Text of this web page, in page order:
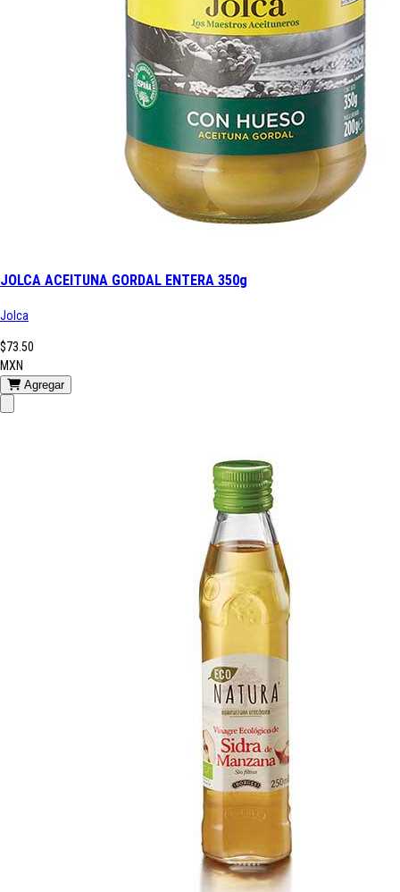
JOLCA ACEITUNA GORDAL ENTERA 350g
Jolca
$73.50
MXN
Agregar